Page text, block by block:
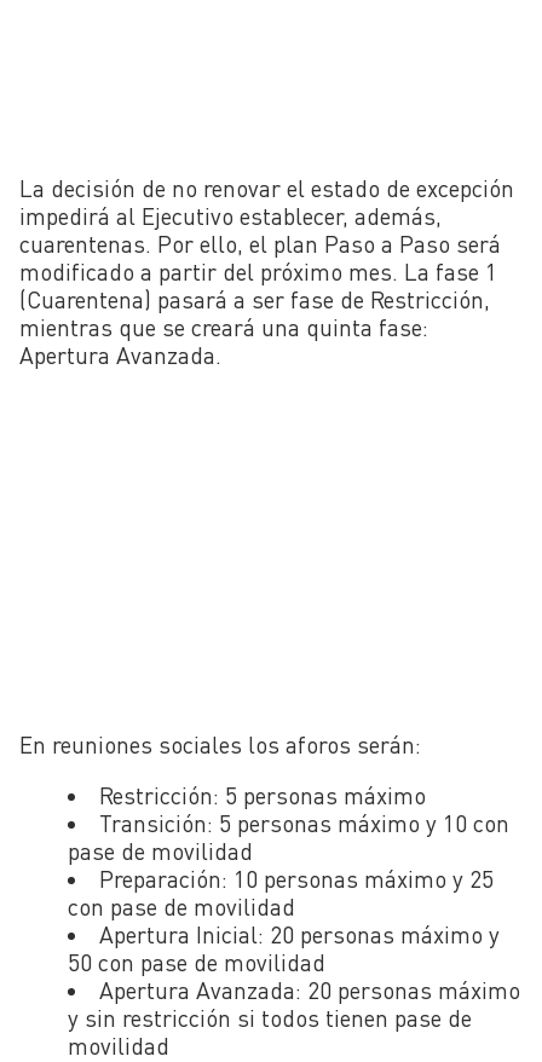
La decisión de no renovar el estado de excepción
impedirá al Ejecutivo establecer, además,
cuarentenas. Por ello, el plan Paso a Paso será
modificado a partir del próximo mes. La fase 1
(Cuarentena) pasará a ser fase de Restricción,
mientras que se creará una quinta fase:
Apertura Avanzada.
En reuniones sociales los aforos serán:
Restricción: 5 personas máximo
Transición: 5 personas máximo y 10 con
pase de movilidad
Preparación: 10 personas máximo y 25
con pase de movilidad
Apertura Inicial: 20 personas máximo y
50 con pase de movilidad
Apertura Avanzada: 20 personas máximo
y sin restricción si todos tienen pase de
movilidad